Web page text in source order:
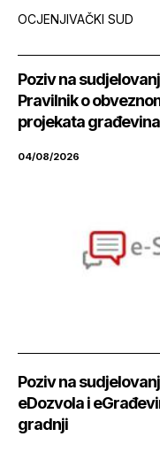
OCJENJIVAČKI SUD
Poziv na
Pravilnik o
projekata
04/08/2026
Poziv na
eDozvola i
gradnji